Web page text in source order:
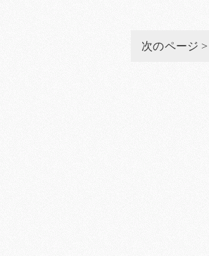
次のページ >